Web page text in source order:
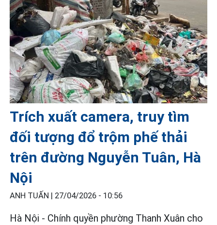
Trích xuất camera, truy tìm
đối tượng đổ trộm phế thải
trên đường Nguyễn Tuân, Hà
Nội
ANH TUẤN | 27/04/2026 - 10:56
Hà Nội - Chính quyền phường Thanh Xuân cho